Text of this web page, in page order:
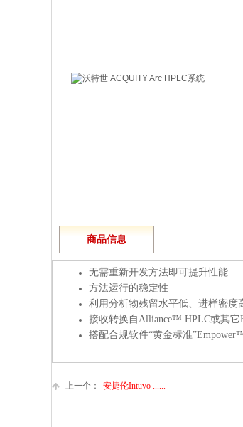
商品信息
无需重新开发方法即可提升性能
方法运行的稳定性
利用分析物残留水平低、进样密度
接收转换自Alliance™ HPLC或其
搭配合规软件“黄金标准
上一个： 安捷伦Intuvo ......